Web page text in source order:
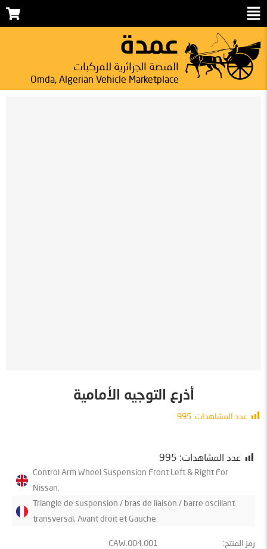
عمدة
المنصة الجزائرية للمركبات
Omda, Algerian Vehicle Marketplace
أذرع التوجيه الأمامية
عدد المشاهدات: 995
عدد المشاهدات: 995
Control Arm Wheel Suspension Front Left & Right For
Nissan.
Triangle de suspension / bras de liaison / barre oscillant
transversal, Avant droit et Gauche.
رمز المنتج:
CAW.004.001